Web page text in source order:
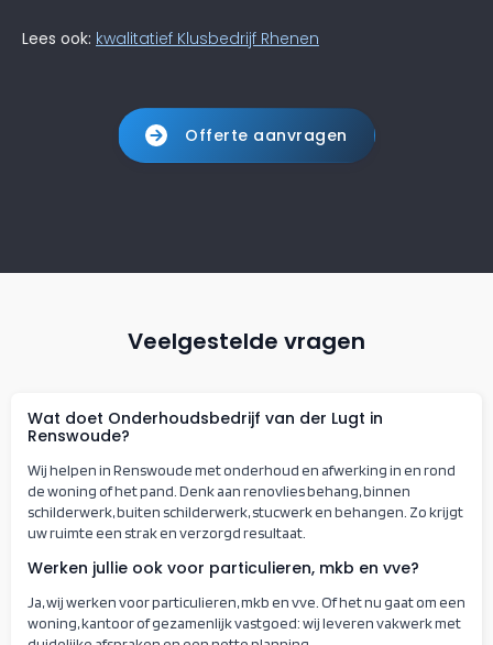
Lees ook: kwalitatief Klusbedrijf Rhenen
Offerte aanvragen
Veelgestelde vragen
Wat doet Onderhoudsbedrijf van der Lugt in
Renswoude?
Wij helpen in Renswoude met onderhoud en afwerking in en rond
de woning of het pand. Denk aan renovlies behang, binnen
schilderwerk, buiten schilderwerk, stucwerk en behangen. Zo krijgt
uw ruimte een strak en verzorgd resultaat.
Werken jullie ook voor particulieren, mkb en vve?
Ja, wij werken voor particulieren, mkb en vve. Of het nu gaat om een
woning, kantoor of gezamenlijk vastgoed: wij leveren vakwerk met